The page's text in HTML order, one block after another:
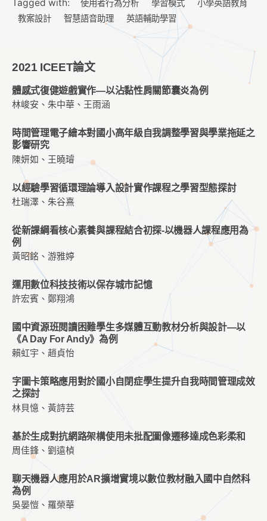
Tagged with: 使用者行為分析 學習模式
小學英語教育
教案設計
智慧語音助理 英語輔助學習
2021 ICEET論文
體感式復健遊戲實作—以沾黏性肩關節囊炎為例
林峻安、朱中華、王雨涵
時間管理電子繪本對國小高年級自我調整學習與學業拖延之
影響研究
陳妍如、王曉璿
以經驗學習循環理論導入設計實作課程之學習型態探討
杜瑞澤、朱谷熹
從新課綱看核心素養與課程結合初探-以機器人課程應用為
例
黃昭銘、游雅婷
運用數位科技技術以保存城市記憶
許宏賓、鄭翔鴻
國中資源班閱讀困難學生多媒體互動教材分析與設計—以
《A Day For Andy》為例
賴虹宇、趙貞怡
字圖卡策略應用對於國小自閉症學生提升自我時間管理成效
之探討
林貝憶、黃詩芸
基於生成對抗網路架構使用未批配圖像遷移達成色彩柔和
周佳鋒、劉遠楨
聊天機器人應用於AR擴增實境以數位教材融入國中自然科
為例
吳晏愷、羅榮華